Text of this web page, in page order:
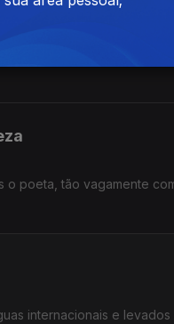
escreveu em
o poeta, tão vagamente
internacionais e